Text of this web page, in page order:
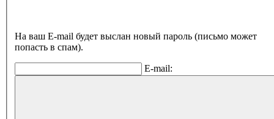
На ваш E-mail будет выслан новый пароль (письмо может
попасть в спам).
E-mail: